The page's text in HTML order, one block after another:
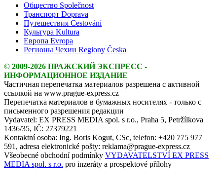
Общество Společnost
Транспорт Doprava
Путешествия Cestování
Культура Kultura
Европа Evropa
Регионы Чехии Regiony Česka
© 2009-2026 ПРАЖСКИЙ ЭКСПРЕСС -
ИНФОРМАЦИОННОЕ ИЗДАНИЕ
Частичная перепечатка материалов разрешена с активной
ссылкой на www.prague-express.cz
Перепечатка материалов в бумажных носителях - только с
письменного разрешения редакции
Vydavatel: EX PRESS MEDIA spol. s r.o., Praha 5, Petržílkova
1436/35, IČ: 27379221
Kontaktní osoba: Ing. Boris Kogut, CSc, telefon: +420 775 977
591, adresa elektronické pošty: reklama@prague-express.cz
Všeobecné obchodní podmínky VYDAVATELSTVÍ EX PRESS
MEDIA spol. s r.o. pro inzeráty a prospektové přílohy